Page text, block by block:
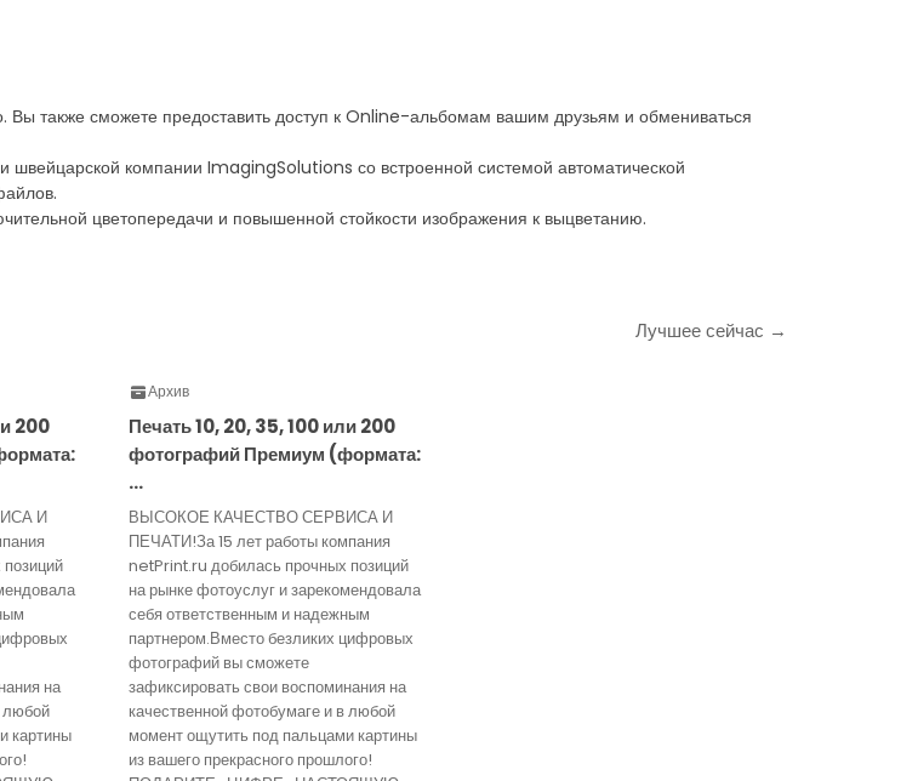
также сможете предоставить доступ к Online-альбомам вашим друзьям и обмениваться
компании ImagingSolutions со встроенной системой автоматической
цветопередачи и повышенной стойкости изображения к выцветанию.
Лучшее сейчас →
200
И
на
любой
картины
Архив
Печать 10, 20, 35, 100 или 200
фотографий Премиум (формата:
…
ВЫСОКОЕ КАЧЕСТВО СЕРВИСА И
ПЕЧАТИ!За 15 лет работы компания
netPrint.ru добилась прочных позиций
на рынке фотоуслуг и зарекомендовала
себя ответственным и надежным
партнером.Вместо безликих цифровых
фотографий вы сможете
зафиксировать свои воспоминания на
качественной фотобумаге и в любой
момент ощутить под пальцами картины
из вашего прекрасного прошлого!